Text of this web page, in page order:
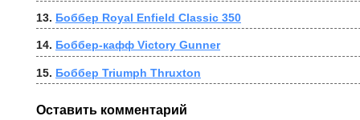
13. Боббер Royal Enfield Classic 350
14. Боббер-кафф Victory Gunner
15. Боббер Triumph Thruxton
Оставить комментарий